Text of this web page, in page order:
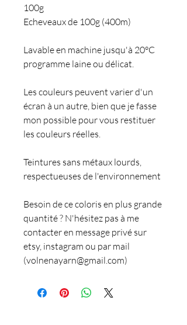
100g
Echeveaux de 100g (400m)
Lavable en machine jusqu'à 20°C
programme laine ou délicat.
Les couleurs peuvent varier d'un
écran à un autre, bien que je fasse
mon possible pour vous restituer
les couleurs réelles.
Teintures sans métaux lourds,
respectueuses de l'environnement
Besoin de ce coloris en plus grande
quantité ? N'hésitez pas à me
contacter en message privé sur
etsy, instagram ou par mail
(volnenayarn@gmail.com)